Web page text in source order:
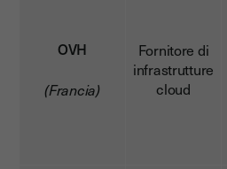
OVH
(Francia)
Fornitore di
infrastrutture
cloud